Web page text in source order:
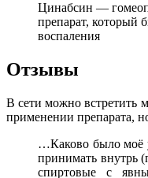
Цинабсин —
препарат, который
воспаления
Отзывы
В сети можновстретить
применении препарата,
…Каково было моё
принимать внутрь
спиртовые с